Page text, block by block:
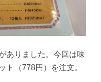
ありました。今回は味
ト（778円）を注文。